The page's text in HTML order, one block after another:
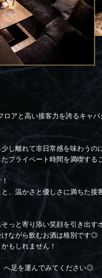
アと高い接客力を誇るキャバ
し離れて非日常感を味わうの
プライベート時間を満喫す
、温かさと優しさに満ちた接
っと寄り添い笑顔を引き出す
けながら飲むお酒は格別です◎
もしれません！
へ足を運んでみてください◎